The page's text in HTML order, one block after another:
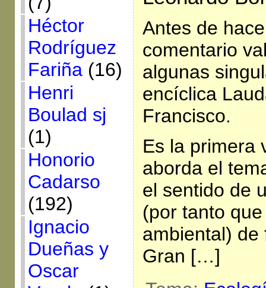
Héctor
Rodríguez
Fariña(16)
Henri
Boulad sj
(1)
Honorio
Cadarso
(192)
Ignacio
Dueñas y
Oscar
Antes de
comentario
algunas
encíclica
Francisco.
Es la primera
aborda el
el sentido de
(por tanto
ambiental) de
Gran […]